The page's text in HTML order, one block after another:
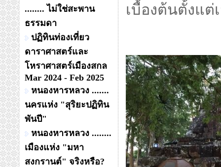
........ ไม่ใช่สะพาน
ธรรมดา
ปฏิทินท่องเที่ยว
ดาราศาสตร์และ
โหราศาสตร์เมืองสกล
Mar 2024 - Feb 2025
หนองหารหลวง .......
นครแห่ง "สุริยะปฏิทิน
พันปี"
หนองหารหลวง ........
เมืองแห่ง "มหา
สงกรานต์" จริงหรือ?
เบื้องต้นตั้งแต่